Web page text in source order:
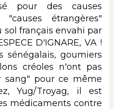
pour des causes
étrangères"
français envahi par
D'IGNARE, VA !
sénégalais, goumiers
créoles n'ont pas
sang" pour ce même
Yug/Troyag, il est
médicaments contre